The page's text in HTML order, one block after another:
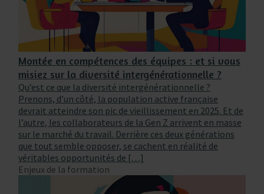
Montée en compétences des équipes : et si vous
misiez sur la diversité intergénérationnelle ?
Qu’est ce que la diversité intergénérationnelle ?
Prenons, d’un côté, la population active française
devrait atteindre son pic de vieillissement en 2025. Et de
l’autre, les collaborateurs de la Gen Z arrivent en masse
sur le marché du travail. Derrière ces deux générations
que tout semble opposer, se cachent en réalité de
véritables opportunités de […]
Enjeux de la formation